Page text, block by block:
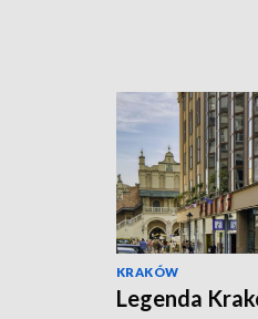
KRAKÓW
Legenda